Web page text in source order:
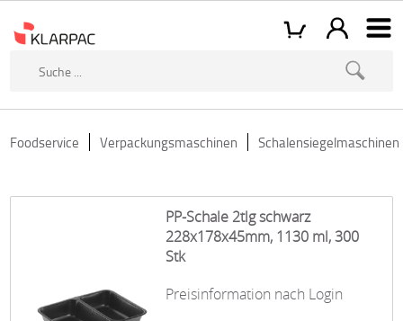
Foodservice Verpackungsmaschinen Schalensiegelmaschinen
PP-Schale 2tlg schwarz
228x178x45mm, 1130 ml, 300
Stk
Preisinformation nach Login